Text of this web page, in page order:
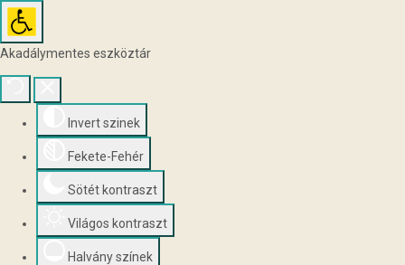
Akadálymentes eszköztár
Invert szinek
Fekete-Fehér
Sötét kontraszt
Világos kontraszt
Halvány színek